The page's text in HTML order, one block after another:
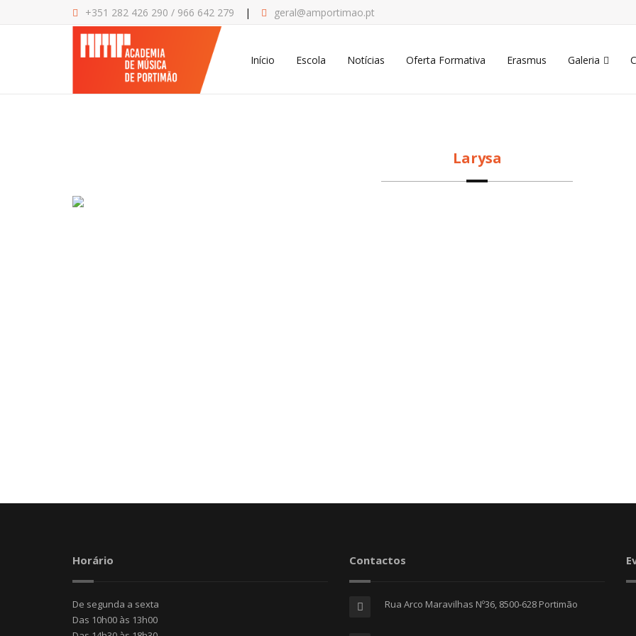
+351 282 426 290 / 966 642 279 geral@amportimao.pt
Início Escola Notícias Oferta Formativa Erasmus Galeria
Larysa
Horário
De segunda a sexta
Das 10h00 às 13h00
Contactos
Rua Arco Maravilhas Nº36, 8500-628 Portimão